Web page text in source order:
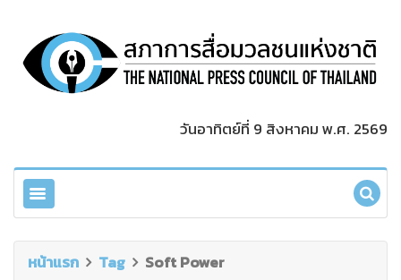
วันอาทิตย์ที่ 9 สิงหาคม พ.ศ. 2569
หน้าแรก Tag Soft Power